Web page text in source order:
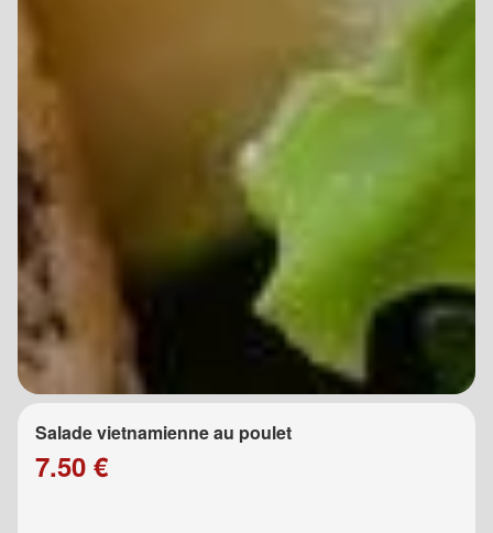
Salade vietnamienne au poulet
7.50 €